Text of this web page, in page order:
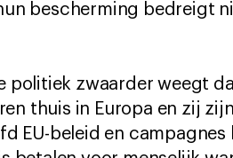
bescherming bedreigt
politiek zwaarder weegt
thuis in Europa en zij
EU-beleid en campagnes